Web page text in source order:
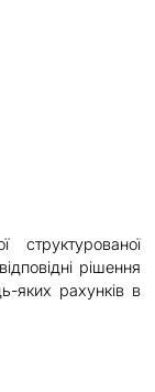
рішення
яких рахунків в